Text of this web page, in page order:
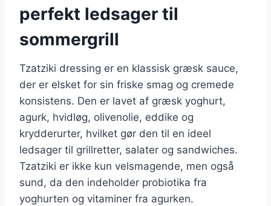
perfekt ledsager til
sommergrill
Tzatziki dressing er en klassisk græsk sauce,
der er elsket for sin friske smag og cremede
konsistens. Den er lavet af græsk yoghurt,
agurk, hvidløg, olivenolie, eddike og
krydderurter, hvilket gør den til en ideel
ledsager til grillretter, salater og sandwiches.
Tzatziki er ikke kun velsmagende, men også
sund, da den indeholder probiotika fra
yoghurten og vitaminer fra agurken.